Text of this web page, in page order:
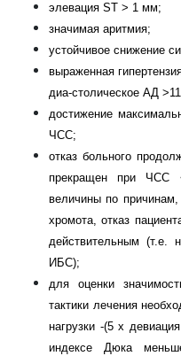
элевация ST > 1 мм;
значимая аритмия;
устойчивое снижение
выраженная
диа-столическое АД
достижение
ЧСС;
отказ больного
пре­кращен при ЧСС
величины по
хромота, отказ
действительным (т.е.
ИБС);
для оценки
тактики лечения
нагрузки -(5 х девиация
индексе Дюка